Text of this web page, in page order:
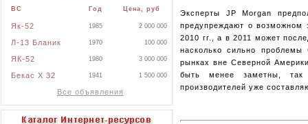
ВС Год Цена, руб
Як-52 1985 2 000 000
Л-13 Бланик 1970 100 000
ЯК-52 1980 3 000 000
Бекас X 32 1941 1 500 000
Все объявления
Эксперты JP Morgan
предупреждают о возможном
2010 гг., а в 2011 может
насколько сильно
рынках вне Северной
быть менее заметны, так
производителей уже